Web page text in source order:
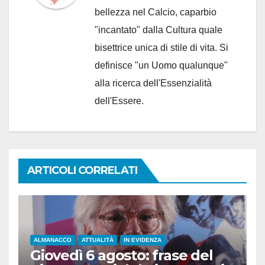
bellezza nel Calcio, caparbio
"incantato" dalla Cultura quale
bisettrice unica di stile di vita. Si
definisce "un Uomo qualunque"
alla ricerca dell'Essenzialità
dell'Essere.
ARTICOLI CORRELATI
ALMANACCO ATTUALITÀ IN EVIDENZA
Giovedì 6 agosto: frase del